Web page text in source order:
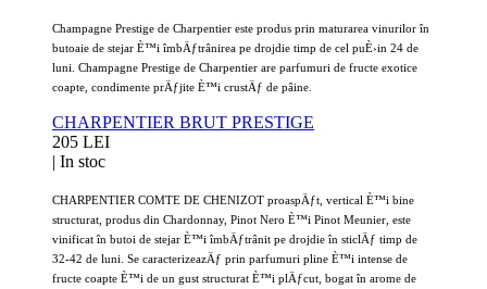
Champagne Prestige de Charpentier este produs prin maturarea vinurilor în
butoaie de stejar È™i îmbÄƒtrânirea pe drojdie timp de cel puÈ›in 24 de
luni. Champagne Prestige de Charpentier are parfumuri de fructe exotice
coapte, condimente prÄƒjite È™i crustÄƒ de pâine.
CHARPENTIER BRUT PRESTIGE
205 LEI
| In stoc
CHARPENTIER COMTE DE CHENIZOT proaspÄƒt, vertical È™i bine
structurat, produs din Chardonnay, Pinot Nero È™i Pinot Meunier, este
vinificat în butoi de stejar È™i îmbÄƒtrânit pe drojdie în sticlÄƒ timp de
32-42 de luni. Se caracterizeazÄƒ prin parfumuri pline È™i intense de
fructe coapte È™i de un gust structurat È™i plÄƒcut, bogat în arome de